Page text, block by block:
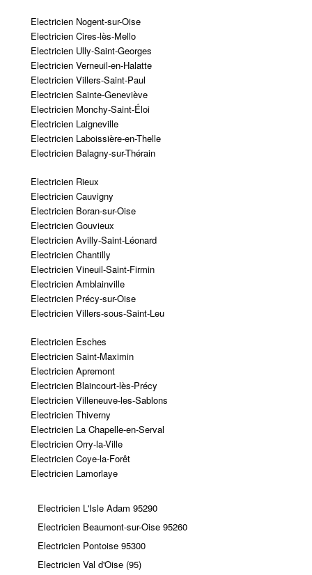
Electricien Nogent-sur-Oise
Electricien Cires-lès-Mello
Electricien Ully-Saint-Georges
Electricien Verneuil-en-Halatte
Electricien Villers-Saint-Paul
Electricien Sainte-Geneviève
Electricien Monchy-Saint-Éloi
Electricien Laigneville
Electricien Laboissière-en-Thelle
Electricien Balagny-sur-Thérain
Electricien Rieux
Electricien Cauvigny
Electricien Boran-sur-Oise
Electricien Gouvieux
Electricien Avilly-Saint-Léonard
Electricien Chantilly
Electricien Vineuil-Saint-Firmin
Electricien Amblainville
Electricien Précy-sur-Oise
Electricien Villers-sous-Saint-Leu
Electricien Esches
Electricien Saint-Maximin
Electricien Apremont
Electricien Blaincourt-lès-Précy
Electricien Villeneuve-les-Sablons
Electricien Thiverny
Electricien La Chapelle-en-Serval
Electricien Orry-la-Ville
Electricien Coye-la-Forêt
Electricien Lamorlaye
Electricien L'Isle Adam 95290
Electricien Beaumont-sur-Oise 95260
Electricien Pontoise 95300
Electricien Val d'Oise (95)